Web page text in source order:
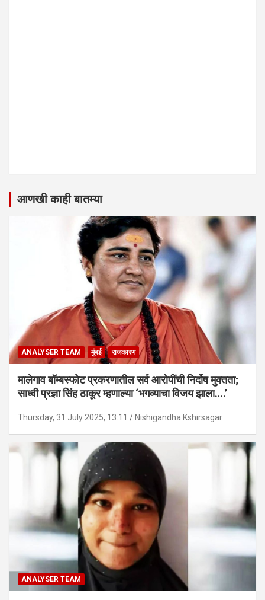
आणखी काही बातम्या
ANALYSER TEAM मुंबई राजकारण
मालेगाव बॉम्बस्फोट प्रकरणातील सर्व आरोपींची निर्दोष मुक्तता;
साध्वी प्रज्ञा सिंह ठाकूर म्हणाल्या ‘भगव्याचा विजय झाला….’
Thursday, 31 July 2025, 13:11 Nishigandha Kshirsagar
ANALYSER TEAM